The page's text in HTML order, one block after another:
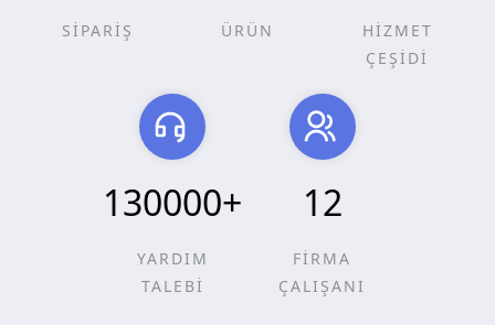
SİPARİŞ ÜRÜN
HİZMET
ÇEŞİDİ
130000+
YARDIM
TALEBİ
12
FİRMA
ÇALIŞANI